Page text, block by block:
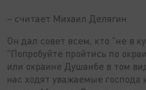
– считает Михаил Делягин.
Он дал совет всем, кто "не в
"Попробуйте пройтись по
или окраине Душанбе в том
нас ходят уважаемые господа